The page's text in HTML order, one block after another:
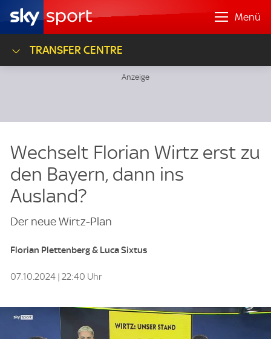
Menü
TRANSFER CENTRE
Wechselt Florian Wirtz erst zu
den Bayern, dann ins
Ausland?
Der neue Wirtz-Plan
Florian Plettenberg & Luca Sixtus
07.10.2024 | 22:40 Uhr